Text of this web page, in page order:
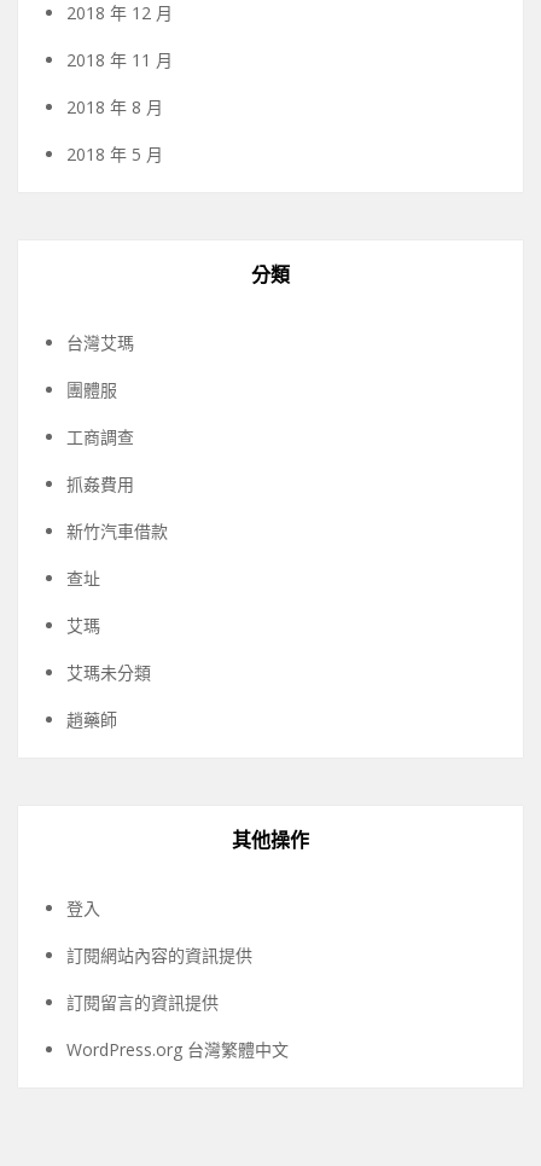
2018 年 12 月
2018 年 11 月
2018 年 8 月
2018 年 5 月
分類
台灣艾瑪
團體服
工商調查
抓姦費用
新竹汽車借款
查址
艾瑪
艾瑪未分類
趙藥師
其他操作
登入
訂閱網站內容的資訊提供
訂閱留言的資訊提供
WordPress.org 台灣繁體中文